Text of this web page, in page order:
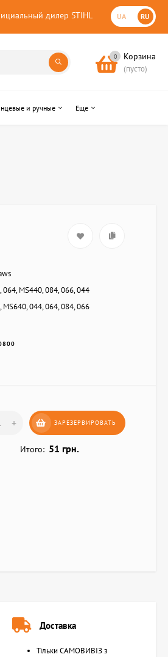
дилер STIHL UA RU
0 Корзина
(пусто)
и ручные Еще
064, MS440, 084, 066, 044
MS640, 044, 064, 084, 066
+ ЗАРЕЗЕРВИРОВАТЬ
Итого: 51 грн.
Доставка
Тільки САМОВИВІЗ з